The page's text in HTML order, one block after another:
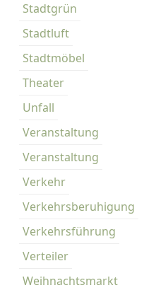
Stadtgrün
Stadtluft
Stadtmöbel
Theater
Unfall
Veranstaltung
Veranstaltung
Verkehr
Verkehrsberuhigung
Verkehrsführung
Verteiler
Weihnachtsmarkt